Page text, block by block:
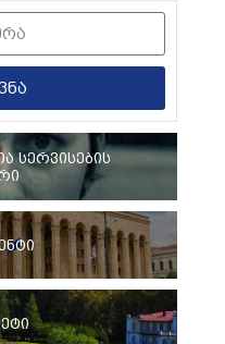
სერვისების